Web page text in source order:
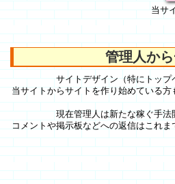
当サ
管理人か
サイトデザイン（特にトッ
当サイトからサイトを作り始めている
現在管理人は新たな稼ぐ手
コメントや掲示板などへの返信はこれ